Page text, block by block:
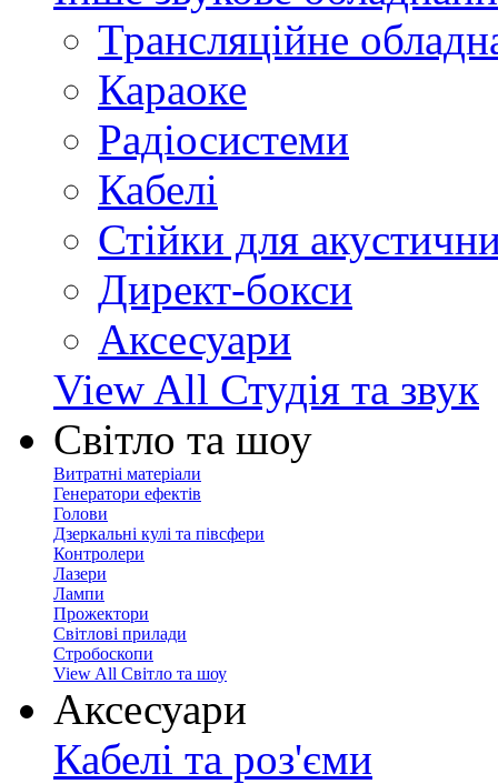
Трансляційне
Караоке
Радіосистеми
Кабелі
Стійки для
Директ-бокси
Аксесуари
View All Студія та звук
Світло та шоу
Витратні матеріали
Генератори ефектів
Голови
Дзеркальні кулі та півсфери
Контролери
Лазери
Лампи
Прожектори
Світлові прилади
Стробоскопи
View All Світло та шоу
Аксесуари
Кабелі та роз'єми